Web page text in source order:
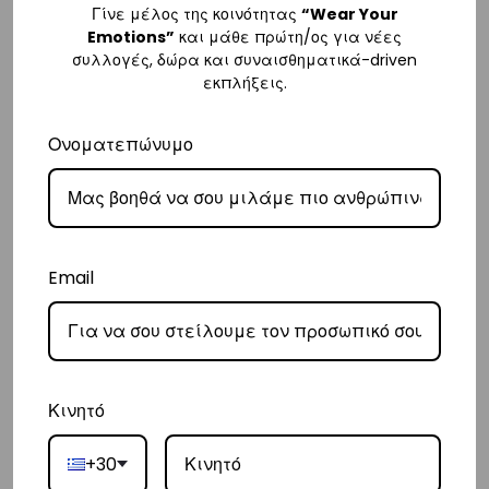
– Προσφέρουμε επίσης αντικαταβολή για παραγγελίες σε όλη την
Ελλάδα με extra χρέωση €2.
– Η συνεργαζόμενη εταιρεία ταχυμεταφορών,
την παράδοσή σας.
– Οι χρόνοι παράδοσης κυμαίνονται συνήθως από 2-7 εργάσιμες
Ευρώπη
– Τα έξοδα αποστολής για όλο την Ευρώπη είναι στα
παράδοσή σας.
– Οι χρόνοι παράδοσης κυμαίνονται συνήθως από 3-8 εργάσιμες
ημέρες.
Γίνε μέλος της κοινότητας “Wear Your
Emotions” και μάθε πρώτη/ος για νέες
συλλογές, δώρα και συναισθηματικά-driven
εκπλήξεις.
Ονοματεπώνυμο
Email
Κινητό
+30